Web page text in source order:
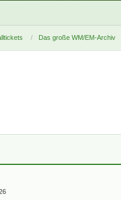
Das große WM/EM-Archiv